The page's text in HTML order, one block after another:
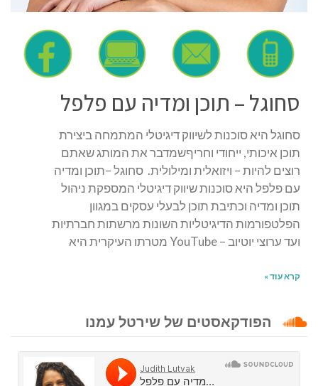
סחוגל – תוכן ומדיה עם פלפל
סחוגל היא סוכנות לשיווק דיגיטלי המתמחה ביצירת
תוכן איכותי, ייחודי וחריףשמדבר את המותג שאתם
רוצים להיות – ויזואלית ומילולית. סחוגל –תוכן ומדיה
עם פלפל היא סוכנות שיווק דיגיטלי המספקת ניהול
תוכן ומדיה וכתיבת תוכן לבעלי עסקים במגוון
הפלטפורמות הדיגיטליות השונות מרשתות חברתיות
ועד ערוצי יוטיוב – YouTube מטרתו העיקרית היא
קרא עוד »
הפודקאסטים של שירטל עמנו